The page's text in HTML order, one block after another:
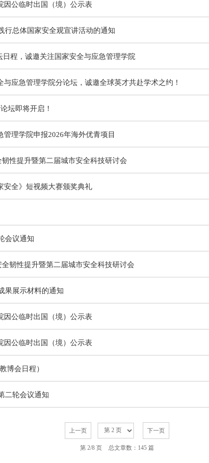
因公临时出国（境）公示表
行总体国家安全观宣讲活动的通知
程，诚邀关注国家安全与应急管理学院
应急管理学院分论坛，诚邀全球英才共赴学术之约！
坛即将开启！
管理学院申报2026年海外优青项目
性提升暨第二届城市安全科技研讨会
安全》短视频大赛颁奖典礼
会议通知
韧性提升暨第二届城市安全科技研讨会
果展示材料的通知
因公临时出国（境）公示表
因公临时出国（境）公示表
博会日程）
二轮会议通知
上一页 下一页
第 2/8 页 总文章数：145 篇